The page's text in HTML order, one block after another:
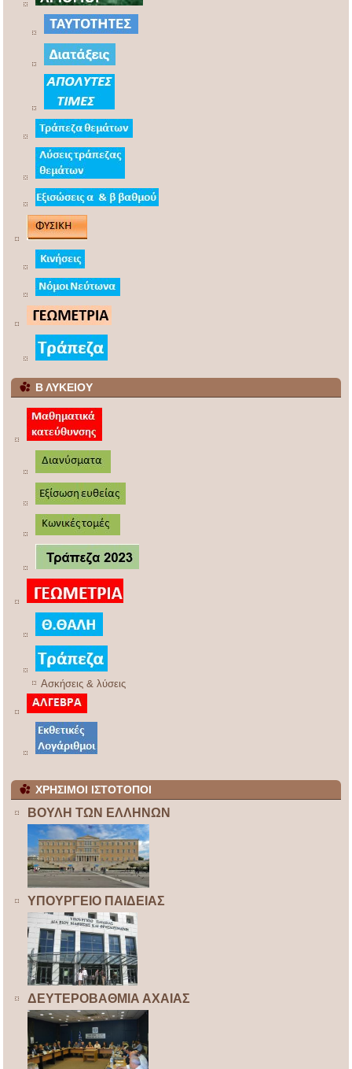
Β ΛΥΚΕΙΟΥ
Ασκήσεις & λύσεις
ΧΡΗΣΙΜΟΙ ΙΣΤΟΤΟΠΟΙ
ΒΟΥΛΗ ΤΩΝ ΕΛΛΗΝΩΝ
ΥΠΟΥΡΓΕΙΟ ΠΑΙΔΕΙΑΣ
ΔΕΥΤΕΡΟΒΑΘΜΙΑ ΑΧΑΙΑΣ